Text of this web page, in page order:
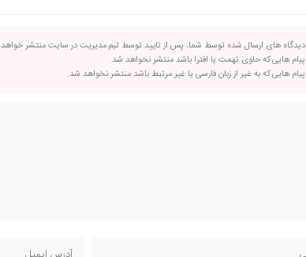
دیدگاه های ارسال شده توسط شما، پس از تایید توسط تیم مدیریت در سایت منتشر
پیام هایی که حاوی تهمت یا افترا باشد منتشر نخواهد شد.
پیام هایی که به غیر از زبان فارسی یا غیر مرتبط باشد منتشر نخواهد شد.